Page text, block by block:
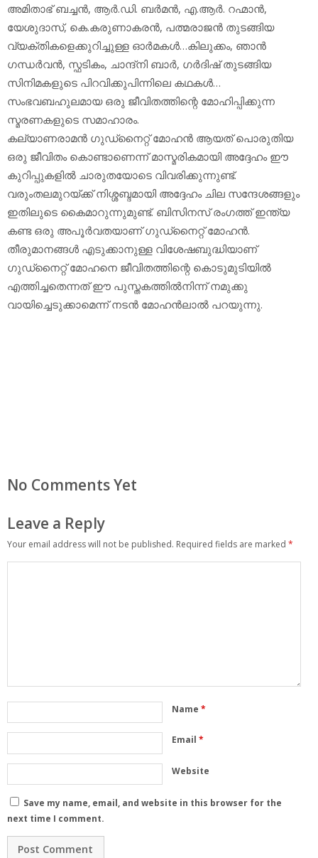
അമിതാഭ് ബച്ചന്‍, ആര്‍.ഡി. ബര്‍മന്‍, എ.ആര്‍. റഹ്മാന്‍,
യേശുദാസ്, കെ.കരുണാകരന്‍, പത്മരാജന്‍ തുടങ്ങിയ
വ്യക്തികളെക്കുറിച്ചുള്ള ഓര്‍മകള്‍…കിലുക്കം, ഞാന്‍
ഗന്ധര്‍വന്‍, സ്ഫടികം, ചാന്ദ്‌നി ബാര്‍, ഗര്‍ദിഷ് തുടങ്ങിയ
സിനിമകളുടെ പിറവിക്കുപിന്നിലെ കഥകള്‍…
സംഭവബഹുലമായ ഒരു ജീവിതത്തിന്റെ മോഹിപ്പിക്കുന്ന
സ്മരണകളുടെ സമാഹാരം.
കല്യാണരാമന്‍ ഗുഡ്‌നൈറ്റ് മോഹന്‍ ആയത് പൊരുതിയ
ഒരു ജീവിതം കൊണ്ടാണെന്ന് മാസ്മരികമായി അദ്ദേഹം ഈ
കുറിപ്പുകളില്‍ ചാരുതയോടെ വിവരിക്കുന്നുണ്ട്.
വരുംതലമുറയ്ക്ക് നിശ്ശബ്ദമായി അദ്ദേഹം ചില സന്ദേശങ്ങളും
ഇതിലുടെ കൈമാറുന്നുമുണ്ട്. ബിസിനസ് രംഗത്ത് ഇന്ത്യ
കണ്ട ഒരു അപൂര്‍വതയാണ് ഗുഡ്‌നൈറ്റ് മോഹന്‍.
തീരുമാനങ്ങള്‍ എടുക്കാനുള്ള വിശേഷബുദ്ധിയാണ്
ഗുഡ്‌നൈറ്റ് മോഹനെ ജീവിതത്തിന്റെ കൊടുമുടിയില്‍
എത്തിച്ചതെന്നത് ഈ പുസ്തകത്തില്‍നിന്ന് നമുക്കു
വായിച്ചെടുക്കാമെന്ന് നടന്‍ മോഹന്‍ലാല്‍ പറയുന്നു.
No Comments Yet
Leave a Reply
Your email address will not be published. Required fields are marked *
Name *
Email *
Website
Save my name, email, and website in this browser for the
next time I comment.